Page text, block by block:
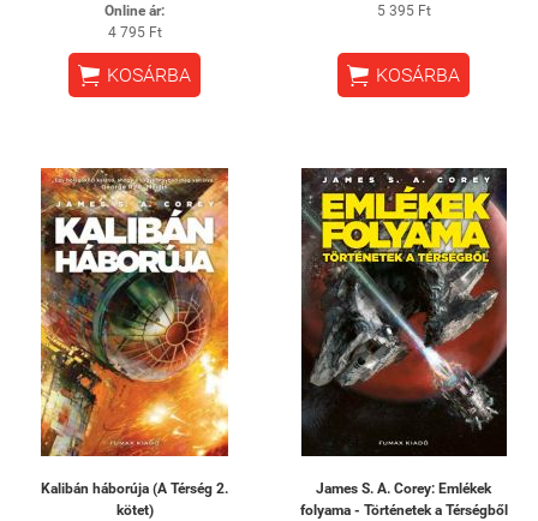
Online ár:
4 795 Ft
 KOSÁRBA
5 395 Ft
 KOSÁRBA
Kalibán háborúja (A Térség 2.
kötet)
James S. A. Corey: Emlékek
folyama - Történetek a Térségből